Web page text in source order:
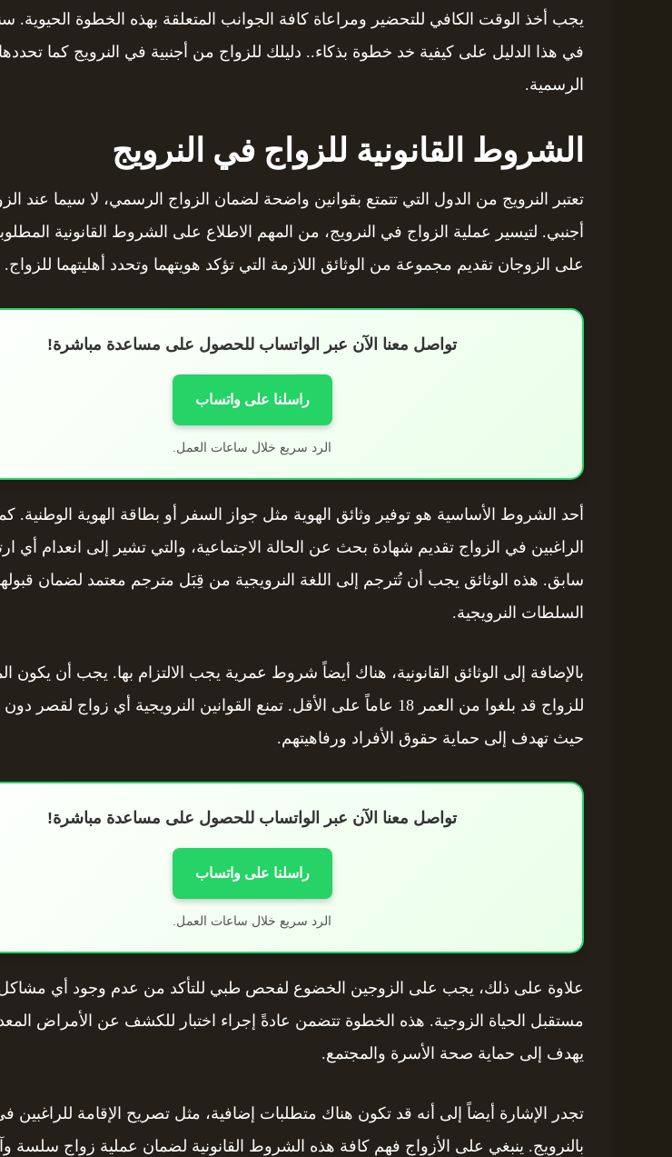
يجب أخذ الوقت الكافي للتحضير ومراعاة كافة الجوانب المتعلقة بهذه الخطوة الحيوية.
في هذا الدليل على كيفية خد خطوة بذكاء.. دليلك للزواج من أجنبية في النرويج كما
الرسمية.
الشروط القانونية للزواج في النرويج
تعتبر النرويج من الدول التي تتمتع بقوانين واضحة لضمان الزواج الرسمي، لا سيما عند
أجنبي. لتيسير عملية الزواج في النرويج، من المهم الاطلاع على الشروط القانونية
على الزوجان تقديم مجموعة من الوثائق اللازمة التي تؤكد هويتهما وتحدد أهليتهما للزواج.
تواصل معنا الآن عبر الواتساب للحصول على مساعدة مباشرة!
راسلنا على واتساب
الرد سريع خلال ساعات العمل.
أحد الشروط الأساسية هو توفير وثائق الهوية مثل جواز السفر أو بطاقة الهوية الوطنية.
الراغبين في الزواج تقديم شهادة بحث عن الحالة الاجتماعية، والتي تشير إلى انعدام أي
سابق. هذه الوثائق يجب أن تُترجم إلى اللغة النرويجية من قِبَل مترجم معتمد لضمان
السلطات النرويجية.
بالإضافة إلى الوثائق القانونية، هناك أيضاً شروط عمرية يجب الالتزام بها. يجب أن يكون
للزواج قد بلغوا من العمر 18 عاماً على الأقل. تمنع القوانين النرويجية أي زواج لقصر
حيث تهدف إلى حماية حقوق الأفراد ورفاهيتهم.
تواصل معنا الآن عبر الواتساب للحصول على مساعدة مباشرة!
راسلنا على واتساب
الرد سريع خلال ساعات العمل.
علاوة على ذلك، يجب على الزوجين الخضوع لفحص طبي للتأكد من عدم وجود أي
مستقبل الحياة الزوجية. هذه الخطوة تتضمن عادةً إجراء اختبار للكشف عن الأمراض
يهدف إلى حماية صحة الأسرة والمجتمع.
تجدر الإشارة أيضاً إلى أنه قد تكون هناك متطلبات إضافية، مثل تصريح الإقامة للراغبين
بالنرويج. ينبغي على الأزواج فهم كافة هذه الشروط القانونية لضمان عملية زواج سلسة